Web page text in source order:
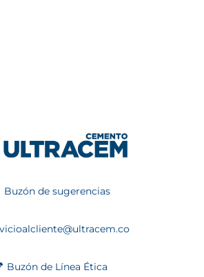
Buzón de sugerencias
Buzón de Línea Ética